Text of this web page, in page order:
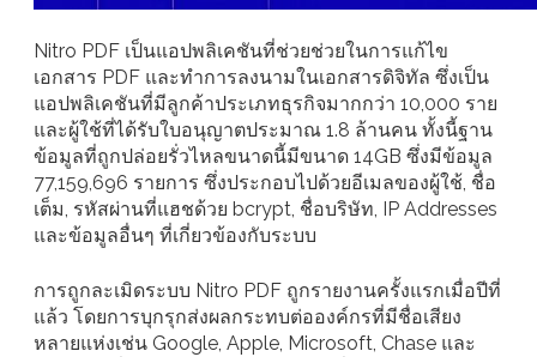
Nitro PDF เป็นแอปพลิเคชันที่ช่วยช่วยในการแก้ไข
เอกสาร PDF และทำการลงนามในเอกสารดิจิทัล ซึ่งเป็น
แอปพลิเคชันที่มีลูกค้าประเภทธุรกิจมากกว่า 10,000 ราย
และผู้ใช้ที่ได้รับใบอนุญาตประมาณ 1.8 ล้านคน ทั้งนี้ฐาน
ข้อมูลที่ถูกปล่อยรั่วไหลขนาดนี้มีขนาด 14GB ซึ่งมีข้อมูล
77,159,696 รายการ ซึ่งประกอบไปด้วยอีเมลของผู้ใช้, ชื่อ
เต็ม, รหัสผ่านที่แฮชด้วย bcrypt, ชื่อบริษัท, IP Addresses
และข้อมูลอื่นๆ ที่เกี่ยวข้องกับระบบ
การถูกละเมิดระบบ Nitro PDF ถูกรายงานครั้งแรกเมื่อปีที่
แล้ว โดยการบุกรุกส่งผลกระทบต่อองค์กรที่มีชื่อเสียง
หลายแห่งเช่น Google, Apple, Microsoft, Chase และ